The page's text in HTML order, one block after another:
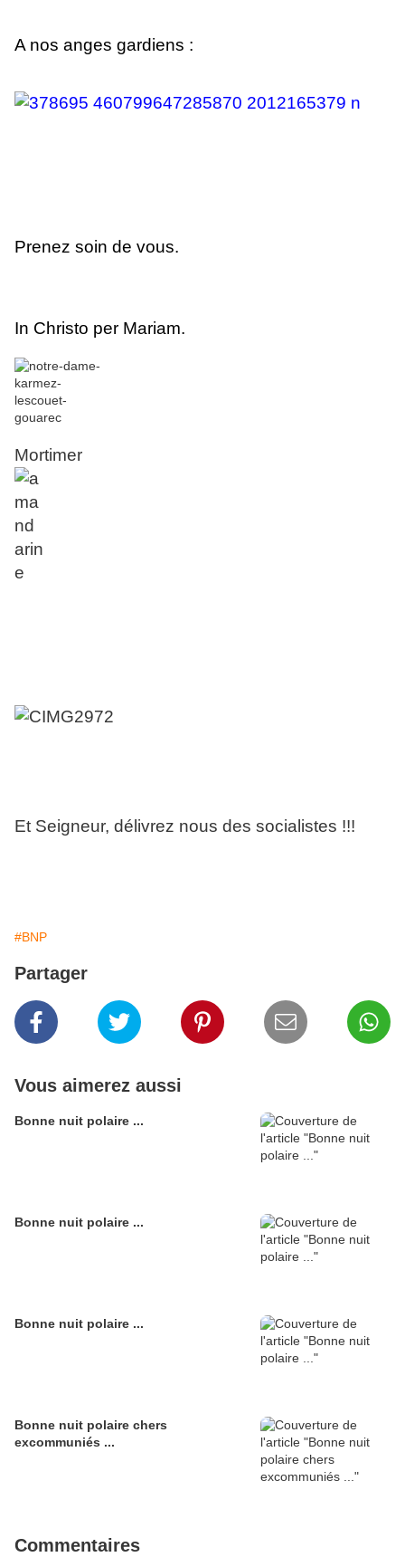
A nos anges gardiens :
Prenez soin de vous.
In Christo per Mariam.
Mortimer
Et Seigneur, délivrez nous des socialistes !!!
#BNP
Partager
Vous aimerez aussi
Bonne nuit polaire ...
Bonne nuit polaire ...
Bonne nuit polaire ...
Bonne nuit polaire chers
excommuniés ...
Commentaires